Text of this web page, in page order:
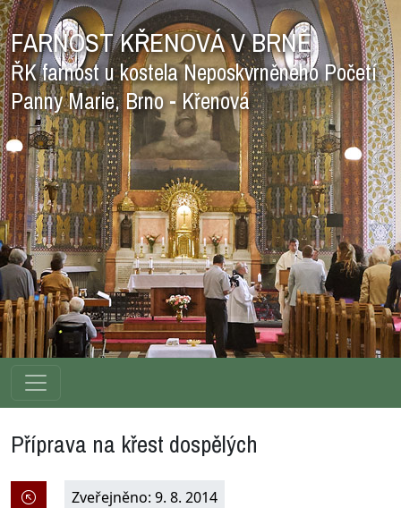
FARNOST KŘENOVÁ V BRNĚ
ŘK farnost u kostela Neposkvrněného Početí
Panny Marie, Brno - Křenová
Příprava na křest dospělých
Zveřejněno: 9. 8. 2014